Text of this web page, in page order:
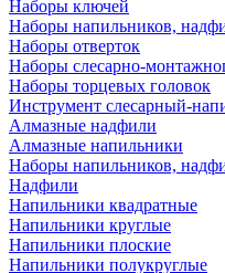
Наборы ключей
Наборы напильников,
Наборы отверток
Наборы слесарно-
Наборы торцевых головок
Инструмент слесарный-
Алмазные надфили
Алмазные напильники
Наборы напильников,
Надфили
Напильники квадратные
Напильники круглые
Напильники плоские
Напильники полукруглые